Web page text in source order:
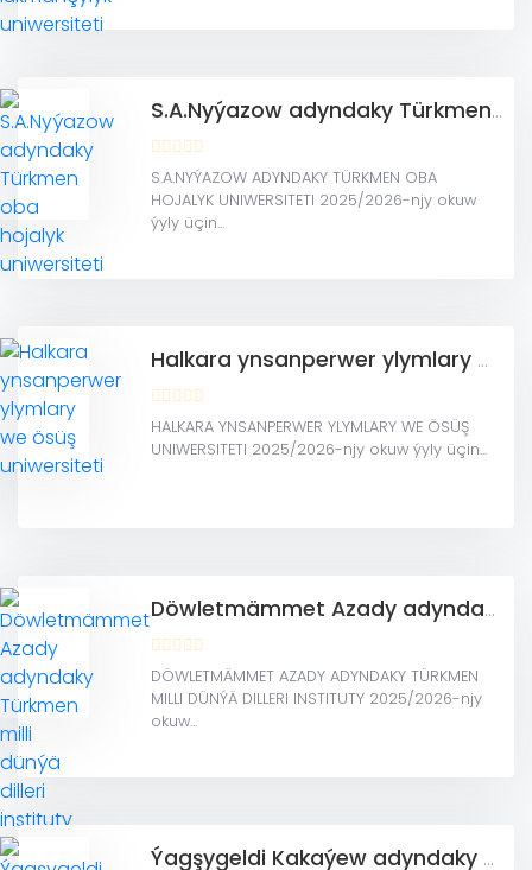
S.A.Nyýazow adyndaky Türkmen oba hojalyk uniwersiteti
S.A.NYÝAZOW ADYNDAKY TÜRKMEN OBA
HOJALYK UNIWERSITETI 2025/2026-njy okuw
ýyly üçin...
Halkara ynsanperwer ylymlary we ösüş uniwersiteti
HALKARA YNSANPERWER YLYMLARY WE ÖSÜŞ
UNIWERSITETI 2025/2026-njy okuw ýyly üçin...
Döwletmämmet Azady adyndaky Türkmen milli dünýä dilleri instituty
DÖWLETMÄMMET AZADY ADYNDAKY TÜRKMEN
MILLI DÜNÝÄ DILLERI INSTITUTY 2025/2026-njy
okuw...
Ýagşygeldi Kakaýew adyndaky halkara nebit we gaz uniwersiteti